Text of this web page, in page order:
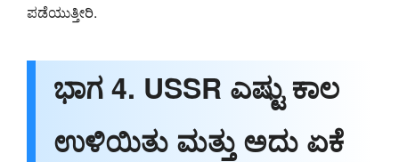
ಪಡೆಯುತ್ತೀರಿ.
ಭಾಗ 4. USSR ಎಷ್ಟು ಕಾಲ
ಉಳಿಯಿತು ಮತ್ತು ಅದು ಏಕೆ